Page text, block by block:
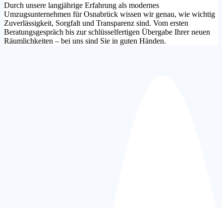
Durch unsere langjährige Erfahrung als modernes
Umzugsunternehmen für Osnabrück wissen wir genau, wie wichtig
Zuverlässigkeit, Sorgfalt und Transparenz sind. Vom ersten
Beratungsgespräch bis zur schlüsselfertigen Übergabe Ihrer neuen
Räumlichkeiten – bei uns sind Sie in guten Händen.